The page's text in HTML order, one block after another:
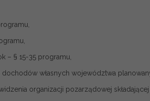
– § 15-35 programu,
własnych województwa
organizacji pozarządowej